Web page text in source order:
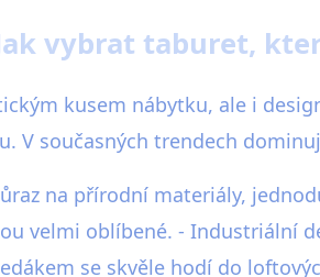
vybrat taburet,
kusem nábytku, ale i
V současných trendech
na přírodní materiály,
velmi oblíbené. - Industriální
se skvěle hodí do